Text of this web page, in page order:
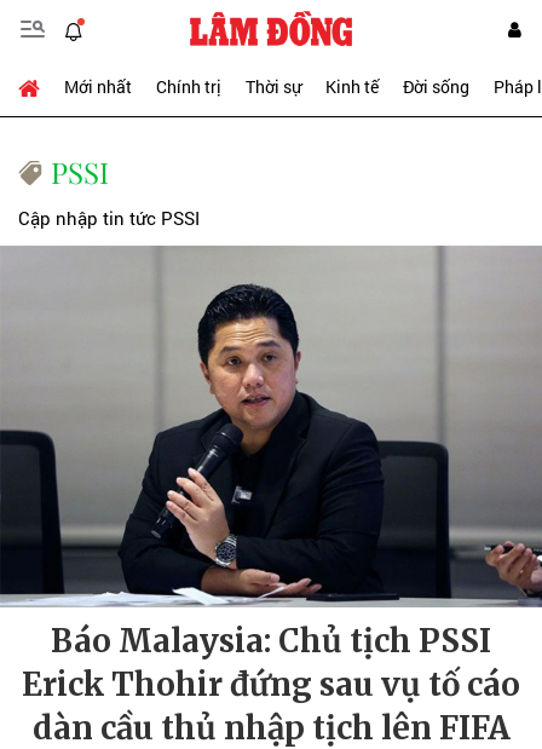
Mới nhất Chính trị Thời sự Kinh tế Đời sống Pháp
PSSI
Cập nhập tin tức PSSI
Báo Malaysia: Chủ tịch PSSI
Erick Thohir đứng sau vụ tố cáo
dàn cầu thủ nhập tịch lên FIFA